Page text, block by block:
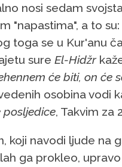
nosi sedam
"napastima", a to
toga se u Kur'anu
sure El-Hidžr
će biti, on će
osobina vodi
posljedice, Takvim za
koji navodi ljude na
ga prokleo,